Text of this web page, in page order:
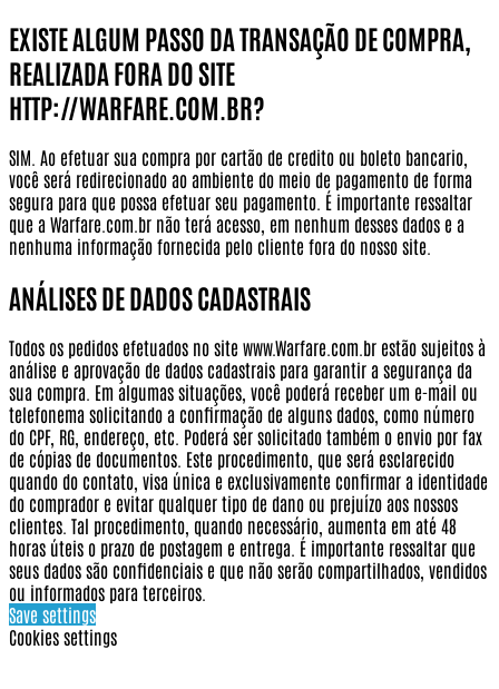
EXISTE ALGUM PASSO DA TRANSAÇÃO DE COMPRA,
REALIZADA FORA DO SITE
HTTP://WARFARE.COM.BR?
SIM. Ao efetuar sua compra por cartão de credito ou boleto bancario,
você será redirecionado ao ambiente do meio de pagamento de forma
segura para que possa efetuar seu pagamento. É importante ressaltar
que a Warfare.com.br não terá acesso, em nenhum desses dados e a
nenhuma informação fornecida pelo cliente fora do nosso site.
ANÁLISES DE DADOS CADASTRAIS
Todos os pedidos efetuados no site www.Warfare.com.br estão sujeitos à
análise e aprovação de dados cadastrais para garantir a segurança da
sua compra. Em algumas situações, você poderá receber um e-mail ou
telefonema solicitando a confirmação de alguns dados, como número
do CPF, RG, endereço, etc. Poderá ser solicitado também o envio por fax
de cópias de documentos. Este procedimento, que será esclarecido
quando do contato, visa única e exclusivamente confirmar a identidade
do comprador e evitar qualquer tipo de dano ou prejuízo aos nossos
clientes. Tal procedimento, quando necessário, aumenta em até 48
horas úteis o prazo de postagem e entrega. É importante ressaltar que
seus dados são confidenciais e que não serão compartilhados, vendidos
ou informados para terceiros.
Save settings
Cookies settings